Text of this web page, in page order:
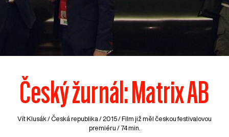
Český žurnál: Matrix AB
Vít Klusák /Česká republika / 2015 / Film již měl českou festivalovou
premiéru / 74 min.